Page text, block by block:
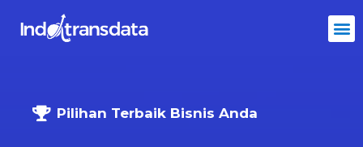
Pilihan Terbaik Bisnis Anda